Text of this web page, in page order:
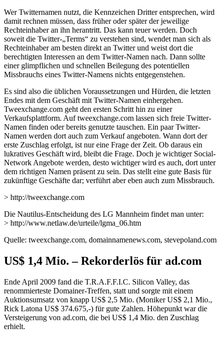
Wer Twitternamen nutzt, die Kennzeichen Dritter entsprechen, wird
damit rechnen müssen, dass früher oder später der jeweilige
Rechteinhaber an ihn herantritt. Das kann teuer werden. Doch
soweit die Twitter-„Terms“ zu verstehen sind, wendet man sich als
Rechteinhaber am besten direkt an Twitter und weist dort die
berechtigten Interessen an dem Twitter-Namen nach. Dann sollte
einer glimpflichen und schnellen Beilegung des potentiellen
Missbrauchs eines Twitter-Namens nichts entgegenstehen.
Es sind also die üblichen Voraussetzungen und Hürden, die letzten
Endes mit dem Geschäft mit Twitter-Namen einhergehen.
Tweexchange.com geht den ersten Schritt hin zu einer
Verkaufsplattform. Auf tweexchange.com lassen sich freie Twitter-
Namen finden oder bereits genutzte tauschen. Ein paar Twitter-
Namen werden dort auch zum Verkauf angeboten. Wann dort der
erste Zuschlag erfolgt, ist nur eine Frage der Zeit. Ob daraus ein
lukratives Geschäft wird, bleibt die Frage. Doch je wichtiger Social-
Network Angebote werden, desto wichtiger wird es auch, dort unter
dem richtigen Namen präsent zu sein. Das stellt eine gute Basis für
zukünftige Geschäfte dar; verführt aber eben auch zum Missbrauch.
> http://tweexchange.com
Die Nautilus-Entscheidung des LG Mannheim findet man unter:
> http://www.netlaw.de/urteile/lgma_06.htm
Quelle: tweexchange.com, domainnamenews.com, stevepoland.com
US$ 1,4 Mio. – Rekorderlös für ad.com
Ende April 2009 fand die T.R.A.F.F.I.C. Silicon Valley, das
renommierteste Domainer-Treffen, statt und sorgte mit einem
Auktionsumsatz von knapp US$ 2,5 Mio. (Moniker US$ 2,1 Mio.,
Rick Latona US$ 374.675,-) für gute Zahlen. Höhepunkt war die
Versteigerung von ad.com, die bei US$ 1,4 Mio. den Zuschlag
erhielt.